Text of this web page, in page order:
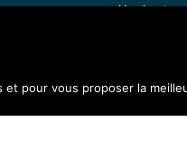
pour vous proposer la